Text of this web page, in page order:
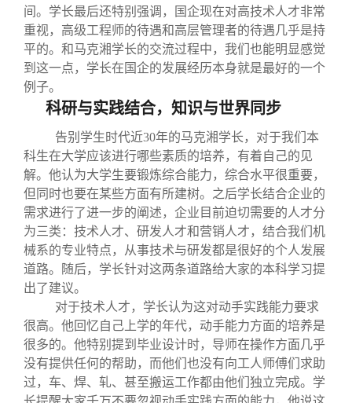
间。学长最后还特别强调，国企现在对高技术人才非常
重视，高级工程师的待遇和高层管理者的待遇几乎是持
平的。和马克湘学长的交流过程中，我们也能明显感觉
到这一点，学长在国企的发展经历本身就是最好的一个
例子。
科研与实践结合，知识与世界同步
告别学生时代近30年的马克湘学长，对于我们本
科生在大学应该进行哪些素质的培养，有着自己的见
解。他认为大学生要锻炼综合能力，综合水平很重要，
但同时也要在某些方面有所建树。之后学长结合企业的
需求进行了进一步的阐述，企业目前迫切需要的人才分
为三类：技术人才、研发人才和营销人才，结合我们机
械系的专业特点，从事技术与研发都是很好的个人发展
道路。随后，学长针对这两条道路给大家的本科学习提
出了建议。
对于技术人才，学长认为这对动手实践能力要求
很高。他回忆自己上学的年代，动手能力方面的培养是
很多的。他特别提到毕业设计时，导师在操作方面几乎
没有提供任何的帮助，而他们也没有向工人师傅们求助
过，车、焊、轧、甚至搬运工作都由他们独立完成。学